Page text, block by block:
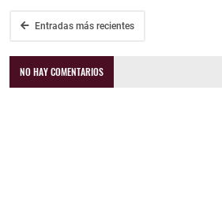
Entradas más recientes
NO HAY COMENTARIOS